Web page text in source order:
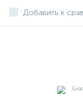
Добавить к